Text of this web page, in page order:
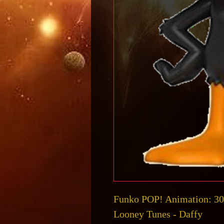
Funko POP! Animation:
Looney Tunes - Daffy